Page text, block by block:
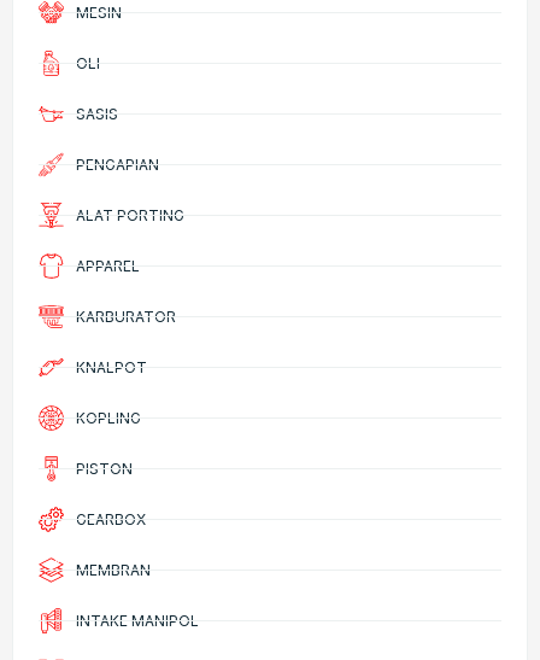
MESIN
OLI
SASIS
PENGAPIAN
ALAT PORTING
APPAREL
KARBURATOR
KNALPOT
KOPLING
PISTON
GEARBOX
MEMBRAN
INTAKE MANIPOL